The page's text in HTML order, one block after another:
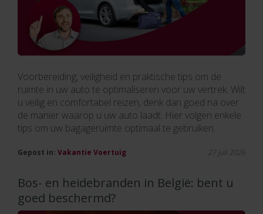
Voorbereiding, veiligheid en praktische tips om de
ruimte in uw auto te optimaliseren voor uw vertrek. Wilt
u veilig en comfortabel reizen, denk dan goed na over
de manier waarop u uw auto laadt. Hier volgen enkele
tips om uw bagageruimte optimaal te gebruiken.
Gepost in: Vakantie Voertuig 27 juli 2026
Bos- en heidebranden in België: bent u
goed beschermd?